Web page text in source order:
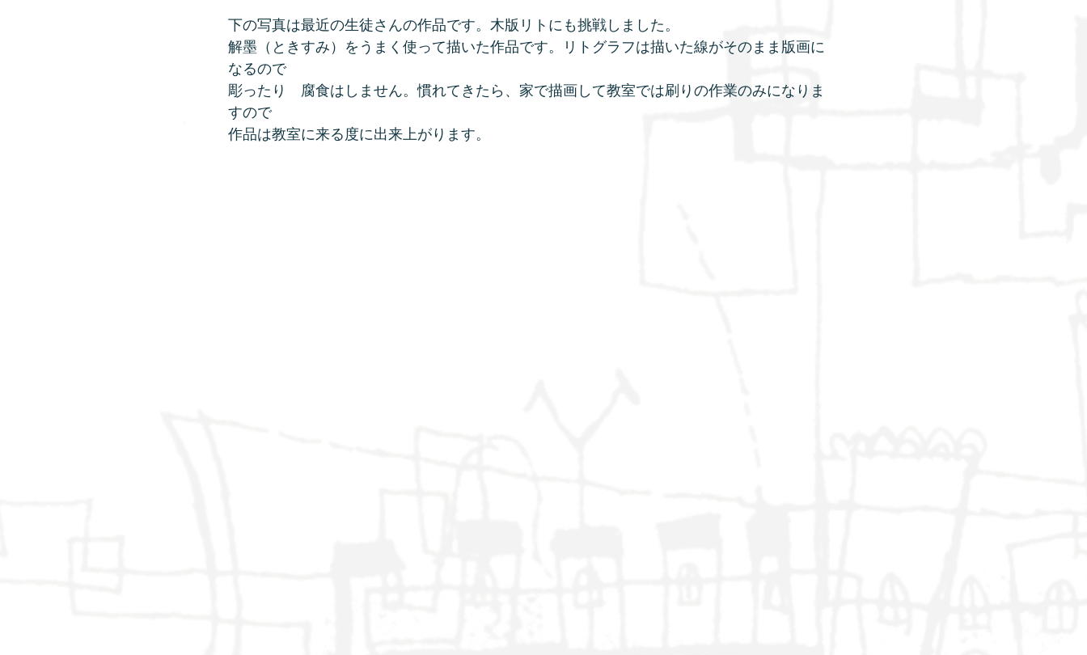
下の写真は最近の生徒さんの作品です。木版リトにも挑戦しました。
解墨（ときすみ）をうまく使って描いた作品です。リトグラフは描いた線がそのまま版画に
なるので
彫ったり　腐食はしません。慣れてきたら、家で描画して教室では刷りの作業のみになりま
すので
作品は教室に来る度に出来上がります。